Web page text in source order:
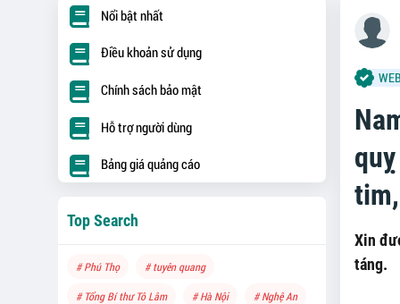
Xin
táng.
Nổi bật nhất
Điều khoản sử dụng
Chính sách bảo mật
Hỗ trợ người dùng
Bảng giá quảng cáo
Top Search
# Phú Thọ # tuyên quang
# Tổng Bí thư Tô Lâm # Hà Nội # Nghệ An